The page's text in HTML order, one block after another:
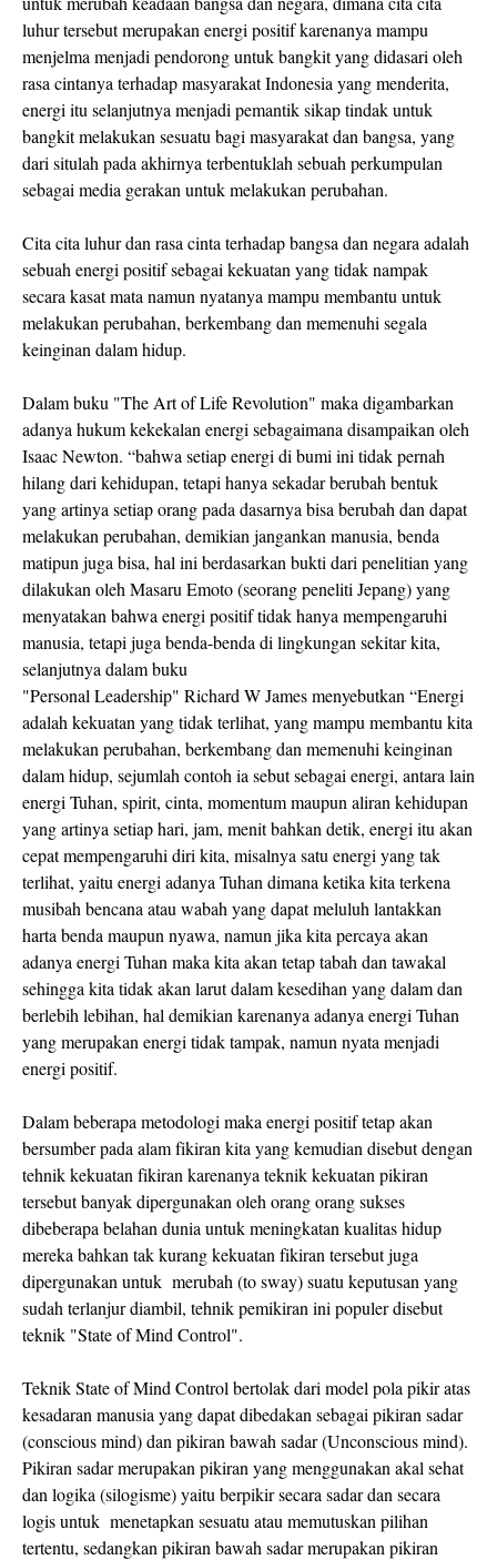
luhur tersebut merupakan energi positif karenanya mampu
menjelma menjadi pendorong untuk bangkit yang didasari oleh
rasa cintanya terhadap masyarakat Indonesia yang menderita,
energi itu selanjutnya menjadi pemantik sikap tindak untuk
bangkit melakukan sesuatu bagi masyarakat dan bangsa, yang
dari situlah pada akhirnya terbentuklah sebuah perkumpulan
sebagai media gerakan untuk melakukan perubahan.
Cita cita luhur dan rasa cinta terhadap bangsa dan negara adalah
sebuah energi positif sebagai kekuatan yang tidak nampak
secara kasat mata namun nyatanya mampu membantu untuk
melakukan perubahan, berkembang dan memenuhi segala
keinginan dalam hidup.
Dalam buku "The Art of Life Revolution" maka digambarkan
adanya hukum kekekalan energi sebagaimana disampaikan oleh
Isaac Newton. “bahwa setiap energi di bumi ini tidak pernah
hilang dari kehidupan, tetapi hanya sekadar berubah bentuk
yang artinya setiap orang pada dasarnya bisa berubah dan dapat
melakukan perubahan, demikian jangankan manusia, benda
matipun juga bisa, hal ini berdasarkan bukti dari penelitian yang
dilakukan oleh Masaru Emoto (seorang peneliti Jepang) yang
menyatakan bahwa energi positif tidak hanya mempengaruhi
manusia, tetapi juga benda-benda di lingkungan sekitar kita,
selanjutnya dalam buku
"Personal Leadership" Richard W James menyebutkan “Energi
adalah kekuatan yang tidak terlihat, yang mampu membantu kita
melakukan perubahan, berkembang dan memenuhi keinginan
dalam hidup, sejumlah contoh ia sebut sebagai energi, antara lain
energi Tuhan, spirit, cinta, momentum maupun aliran kehidupan
yang artinya setiap hari, jam, menit bahkan detik, energi itu akan
cepat mempengaruhi diri kita, misalnya satu energi yang tak
terlihat, yaitu energi adanya Tuhan dimana ketika kita terkena
musibah bencana atau wabah yang dapat meluluh lantakkan
harta benda maupun nyawa, namun jika kita percaya akan
adanya energi Tuhan maka kita akan tetap tabah dan tawakal
sehingga kita tidak akan larut dalam kesedihan yang dalam dan
berlebih lebihan, hal demikian karenanya adanya energi Tuhan
yang merupakan energi tidak tampak, namun nyata menjadi
energi positif.
Dalam beberapa metodologi maka energi positif tetap akan
bersumber pada alam fikiran kita yang kemudian disebut dengan
tehnik kekuatan fikiran karenanya teknik kekuatan pikiran
tersebut banyak dipergunakan oleh orang orang sukses
dibeberapa belahan dunia untuk meningkatan kualitas hidup
mereka bahkan tak kurang kekuatan fikiran tersebut juga
dipergunakan untuk merubah (to sway) suatu keputusan yang
sudah terlanjur diambil, tehnik pemikiran ini populer disebut
teknik "State of Mind Control".
Teknik State of Mind Control bertolak dari model pola pikir atas
kesadaran manusia yang dapat dibedakan sebagai pikiran sadar
(conscious mind) dan pikiran bawah sadar (Unconscious mind).
Pikiran sadar merupakan pikiran yang menggunakan akal sehat
dan logika (silogisme) yaitu berpikir secara sadar dan secara
logis untuk menetapkan sesuatu atau memutuskan pilihan
tertentu, sedangkan pikiran bawah sadar merupakan pikiran